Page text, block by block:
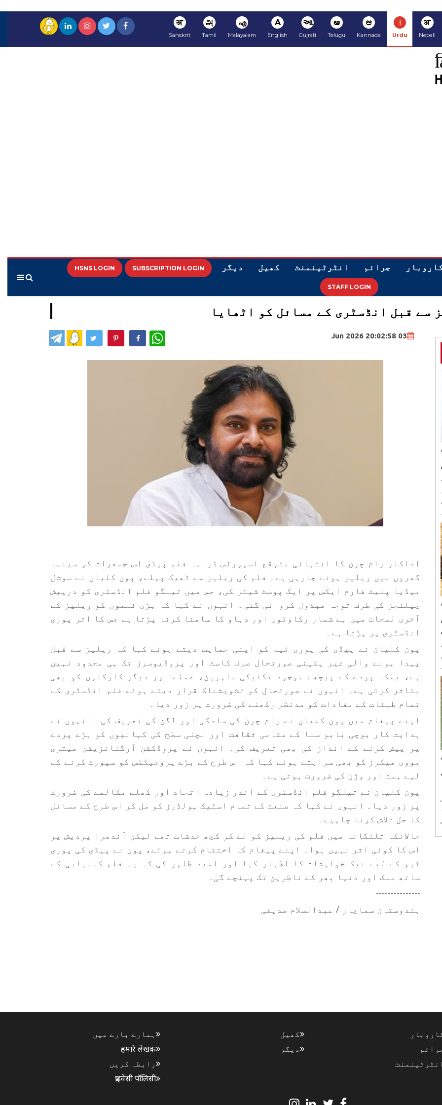
अ
Nepali
ا
Urdu
ಆ
Kannada
ఆ
Telugu
આ
Gujrati
A
English
എ
Malayalam
அ
Tamil
अ
Sanskrit
جرائم انٹرٹینمنٹ کھیل دیگر SUBSCRIPTION LOGIN
HSNS LOGIN
STAFF LOGIN
سے قبل انڈسٹری کے مسائل کو اٹھایا
03 Jun 2026 20:02:58
WhatsApp
اداکار رام چرن کا انتہائی متوقع اسپورٹس ڈرامہ فلم پیڈی اس جمعرات کو سینما
گھروں میں ریلیز ہونے جارہی ہے۔ فلم کی ریلیز سے ٹھیک پہلے، پون کلیان نے سوشل
میڈیا پلیٹ فارم ایکس پر ایک پوسٹ شیئر کی، جس میں تیلگو فلم انڈسٹری کو درپیش
چیلنجز کی طرف توجہ مبذول کروائی گئی۔ انہوں نے کہا کہ بڑی فلموں کو ریلیز کے
آخری لمحات میں بے شمار رکاوٹوں اور دباو کا سامنا کرنا پڑتا ہے جس کا اثر پوری
انڈسٹری پر پڑتا ہے۔
پون کلیان نے پیڈی کی پوری ٹیم کو اپنی حمایت دیتے ہوئے کہا کہ ریلیز سے قبل
پیدا ہونے والی غیر یقینی صورتحال صرف کاسٹ اور پروڈیوسرز تک ہی محدود نہیں
ہے، بلکہ پردے کے پیچھے موجود تکنیکی ماہرین، عملے اور دیگر کارکنوں کو بھی
متاثر کرتی ہے۔ انہوں نے صورتحال کو تشویشناک قرار دیتے ہوئے فلم انڈسٹری کے
تمام طبقات کے مفادات کو مدنظر رکھنے کی ضرورت پر زور دیا۔
اپنے پیغام میں پون کلیان نے رام چرن کی سادگی اور لگن کی تعریف کی۔ انہوں نے
ہدایت کار بوچی بابو سنا کے مقامی ثقافت اور نچلی سطح کی کہانیوں کو بڑے پردے
پر پیش کرنے کے انداز کی بھی تعریف کی۔ انہوں نے پروڈکشن آرگنائزیشن میتری
مووی میکرز کو بھی سراہتے ہوئے کہا کہ اس طرح کے بڑے پروجیکٹس کو سپورٹ کرنے کے
لیے ہمت اور وژن کی ضرورت ہوتی ہے۔
پون کلیان نے تیلگو فلم انڈسٹری کے اندر زیادہ اتحاد اور کھلے مکالمے کی ضرورت
پر زور دیا۔ انہوں نے کہا کہ صنعت کے تمام اسٹیک ہولڈرز کو مل کر اس طرح کے مسائل
کا حل تلاش کرنا چاہیے۔
حالانکہ تلنگانہ میں فلم کی ریلیز کو لے کر کچھ خدشات تھے لیکن آندھرا پردیش پر
اس کا کوئی اثر نہیں ہوا۔ اپنے پیغام کا اختتام کرتے ہوئے، پون نے پیڈی کی پوری
ٹیم کے لیے نیک خواہشات کا اظہار کیا اور امید ظاہر کی کہ یہ فلم کامیابی کے
ساتھ ملک اور دنیا بھر کے ناظرین تک پہنچے گی۔
---------------
ہندوستان سماچار / عبدالسلام صدیقی
ایس
ہمارے بارے میں
हमारे लेखक
رابطہ کریں
प्राइवेसी पॉलिसी
کھیل
دیگر
انٹرٹینمنٹ